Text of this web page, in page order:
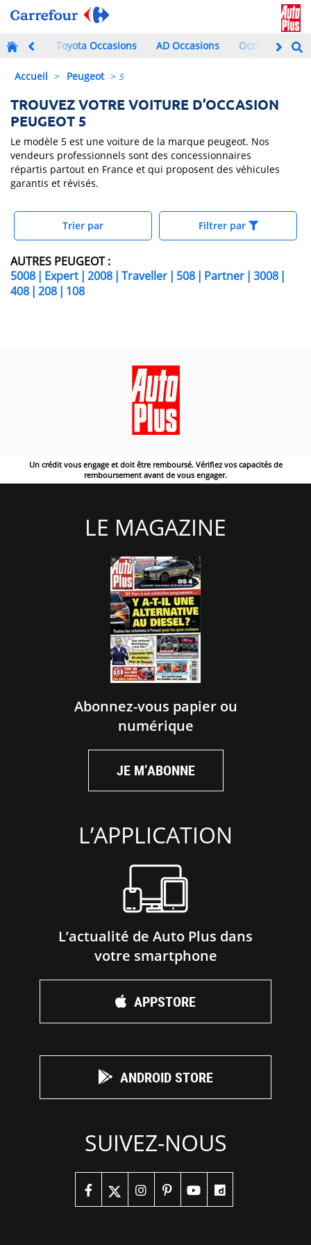
Toyota Occasions AD Occasions Occasions à
Accueil > Peugeot > 5
TROUVEZ VOTRE VOITURE D’OCCASION
PEUGEOT 5
Le modèle 5 est une voiture de la marque peugeot. Nos
vendeurs professionnels sont des concessionnaires
répartis partout en France et qui proposent des véhicules
garantis et révisés.
Trier par Filtrer par
AUTRES PEUGEOT :
5008 | Expert | 2008 | Traveller | 508 | Partner | 3008 |
408 | 208 | 108
Un crédit vous engage et doit être remboursé. Vérifiez vos capacités de
remboursement avant de vous engager.
LE MAGAZINE
Abonnez-vous papier ou
numérique
JE M’ABONNE
L’APPLICATION
L’actualité de Auto Plus dans
votre smartphone
APPSTORE
ANDROID STORE
SUIVEZ-NOUS